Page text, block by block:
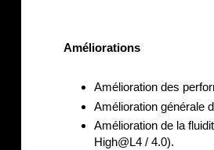
Améliorations
Amélioration des
Amélioration générale
Amélioration de la
High@L4 / 4.0).